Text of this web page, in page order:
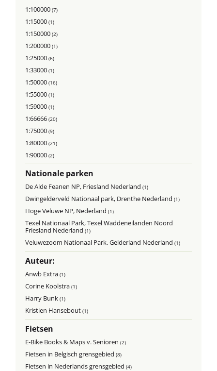
1:100000(7)
1:15000(1)
1:150000(2)
1:200000(1)
1:25000(6)
1:33000(1)
1:50000(16)
1:55000(1)
1:59000(1)
1:66666(20)
1:75000(9)
1:80000(21)
1:90000(2)
Nationale parken
De Alde Feanen NP, Friesland Nederland(1)
Dwingelderveld Nationaal park, Drenthe Nederland(1)
Hoge Veluwe NP, Nederland(1)
Texel Nationaal Park, Texel Waddeneilanden Noord
Friesland Nederland(1)
Veluwezoom Nationaal Park, Gelderland Nederland(1)
Auteur:
Anwb Extra(1)
Corine Koolstra(1)
Harry Bunk(1)
Kristien Hansebout(1)
Fietsen
E-Bike Books & Maps v. Senioren(2)
Fietsen in Belgisch grensgebied(8)
Fietsen in Nederlands grensgebied(4)